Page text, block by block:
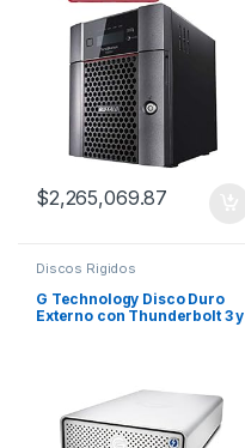
$2,265,069.87
Discos Rigidos
G Technology Disco Duro
Externo con Thunderbolt 3 y